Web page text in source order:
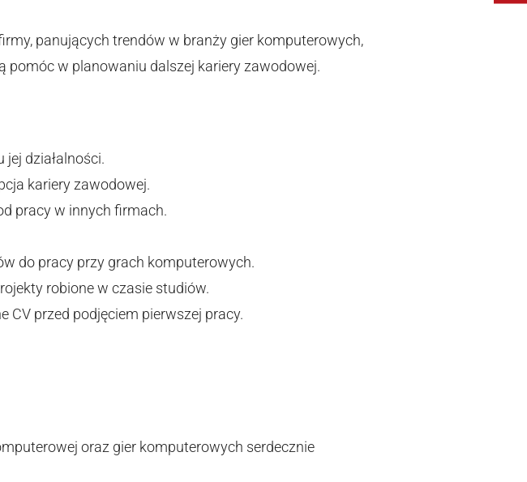
panujących trendów w branży gier komputerowych,
pomóc w planowaniu dalszej kariery zawodowej.
działalności.
kariery zawodowej.
pracy w innych firmach.
do pracy przy grach komputerowych.
robione w czasie studiów.
CV przed podjęciem pierwszej pracy.
oraz gier komputerowych serdecznie